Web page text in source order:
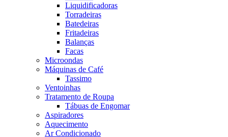
Liquidificadoras
Torradeiras
Batedeiras
Fritadeiras
Balanças
Facas
Microondas
Máquinas de Café
Tassimo
Ventoinhas
Tratamento de Roupa
Tábuas de Engomar
Aspiradores
Aquecimento
Ar Condicionado